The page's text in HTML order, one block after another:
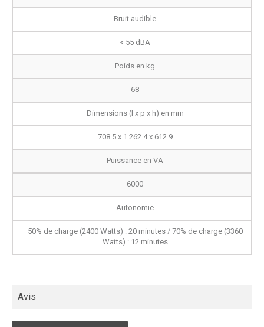
Bruit audible
< 55 dBA
Poids en kg
68
Dimensions (l x p x h) en mm
708.5 x 1 262.4 x 612.9
Puissance en VA
6000
Autonomie
50% de charge (2400 Watts) : 20 minutes / 70% de charge (3360
Watts) : 12 minutes
Avis